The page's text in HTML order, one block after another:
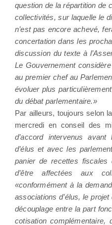
question de la répartition de
collectivités, sur laquelle le
n’est pas encore achevé,
concertation dans les
discussion du texte à
Le Gouvernement
au premier chef au
évoluer plus
du débat parlementaire.»
Par ailleurs, toujours selon
mercredi en conseil des
d’accord intervenus
d’élus et avec les
panier de recettes fiscales
d’être affectées aux
«conformément à la
associations d’élus, le
découplage entre la part
cotisation complémentaire,